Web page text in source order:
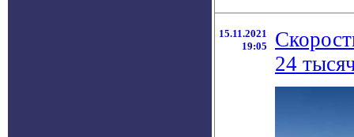
15.11.2021
19:05
24